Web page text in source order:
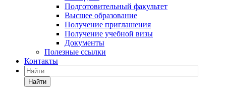
Подготовительный факультет
Высшее образование
Получение приглашения
Получение учебной визы
Документы
Полезные ссылки
Контакты
Найти